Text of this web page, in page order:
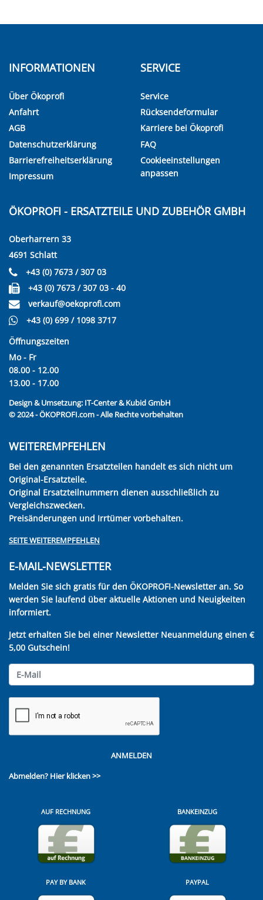
INFORMATIONEN
Über Ökoprofi
Anfahrt
AGB
Datenschutzerklärung
Barrierefreiheitserklärung
Impressum
SERVICE
Service
Rücksendeformular
Karriere bei Ökoprofi
FAQ
Cookieeinstellungen
anpassen
ÖKOPROFI - ERSATZTEILE UND ZUBEHÖR GMBH
Oberharrern 33
4691 Schlatt
+43 (0) 7673 / 307 03
+43 (0) 7673 / 307 03 - 40
verkauf@oekoprofi.com
+43 (0) 699 / 1098 3717
Öffnungszeiten
Mo - Fr
08.00 - 12.00
13.00 - 17.00
Design & Umsetzung: IT-Center & Kubid GmbH
© 2024 - ÖKOPROFI.com - Alle Rechte vorbehalten
WEITEREMPFEHLEN
Bei den genannten Ersatzteilen handelt es sich nicht um
Original-Ersatzteile.
Original Ersatzteilnummern dienen ausschließlich zu
Vergleichszwecken.
Preisänderungen und Irrtümer vorbehalten.
SEITE WEITEREMPFEHLEN
E-MAIL-NEWSLETTER
Melden Sie sich gratis für den ÖKOPROFI-Newsletter an. So
werden Sie laufend über aktuelle Aktionen und Neuigkeiten
informiert.
Jetzt erhalten Sie bei einer Newsletter Neuanmeldung einen €
5,00 Gutschein!
ANMELDEN
Abmelden? Hier klicken >>
AUF RECHNUNG BANKEINZUG
PAY BY BANK PAYPAL